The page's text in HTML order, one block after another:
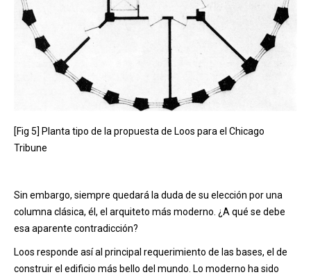
[Fig 5] Planta tipo de la propuesta de Loos para el Chicago
Tribune
Sin embargo, siempre quedará la duda de su elección por una
columna clásica, él, el arquiteto más moderno. ¿A qué se debe
esa aparente contradicción?
Loos responde así al principal requerimiento de las bases, el de
construir el edificio más bello del mundo. Lo moderno ha sido